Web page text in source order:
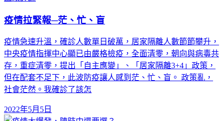
疫情拉緊報─茫、忙、盲
疫情急速升溫，確診人數單日破萬，居家隔離人數節節攀升，
中央疫情指揮中心顯已由嚴格檢疫，全面清零，朝向與病毒共
存，重症清零，提出「自主應變」、「居家隔離3+4」政策，
但在配套不足下，此波防疫讓人感到茫、忙、盲。 政策亂，
社會茫然。我確診了該怎
2022年5月5日